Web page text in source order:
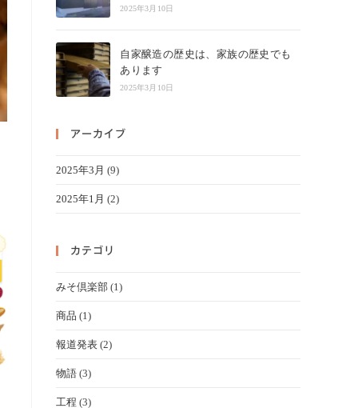
2025年3月10日
自家醸造の歴史は、家族の歴史でも
あります
2025年3月10日
アーカイブ
2025年3月 (9)
2025年1月 (2)
カテゴリ
みそ倶楽部 (1)
商品 (1)
報道発表 (2)
物語 (3)
工程 (3)